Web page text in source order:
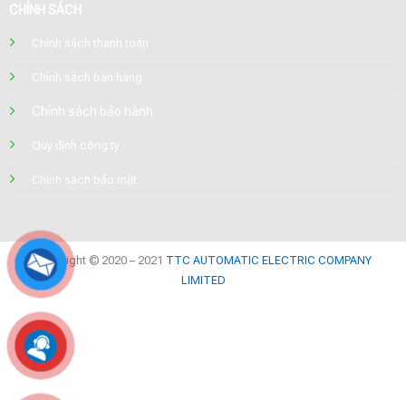
CHÍNH SÁCH
Chính sách thanh toán
Chính sách bán hàng
Chính sách bảo hành
Quy định công ty
Chính sách bảo mật
Copyright © 2020 – 2021 TTC AUTOMATIC ELECTRIC COMPANY
LIMITED